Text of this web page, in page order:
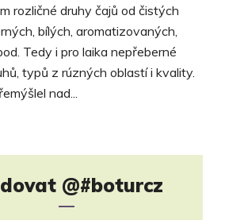
rozličné druhy čajů od čistých
bílých, aromatizovaných,
Tedy i pro laika nepřeberné
typů z rúzných oblastí i kvality.
nad...
@#boturcz